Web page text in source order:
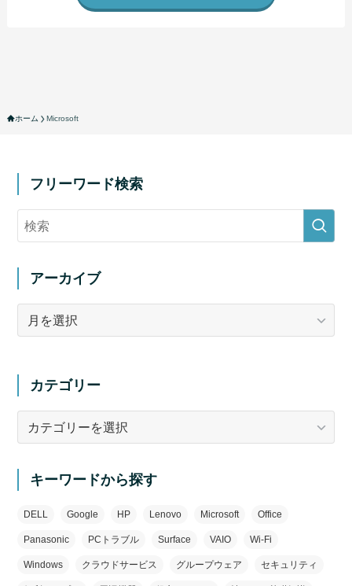
ホーム Microsoft
フリーワード検索
アーカイブ
イ
カテゴリー
キーワードから探す
DELL Google HP Lenovo Microsoft Office
Panasonic PCトラブル Surface VAIO Wi-Fi
Windows クラウドサービス グループウェア セキュリティ